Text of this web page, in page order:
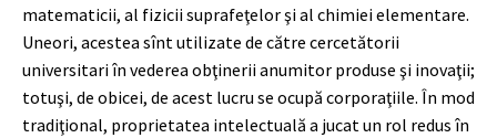
matematicii, al fizicii suprafeţelor şi al chimiei elementare.
Uneori, acestea sînt utilizate de către cercetătorii
universitari în vederea obţinerii anumitor produse şi inovaţii;
totuşi, de obicei, de acest lucru se ocupă corporaţiile. În mod
tradiţional, proprietatea intelectuală a jucat un rol redus în